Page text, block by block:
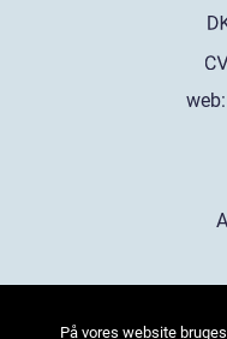
web:
På vores website